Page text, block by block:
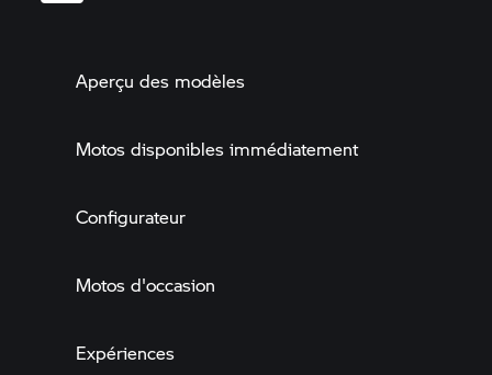
Aperçu des modèles
Motos disponibles immédiatement
Configurateur
Motos d'occasion
Expériences